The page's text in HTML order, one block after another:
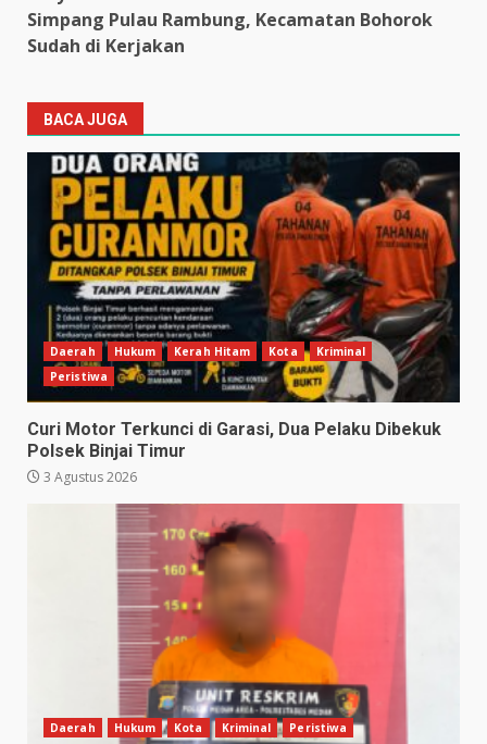
Simpang Pulau Rambung, Kecamatan Bohorok
Sudah di Kerjakan
BACA JUGA
Daerah Hukum Kerah Hitam Kota
Kriminal
Peristiwa
Curi Motor Terkunci di Garasi, Dua Pelaku Dibekuk
Polsek Binjai Timur
3 Agustus 2026
Daerah Hukum Kota Kriminal Peristiwa